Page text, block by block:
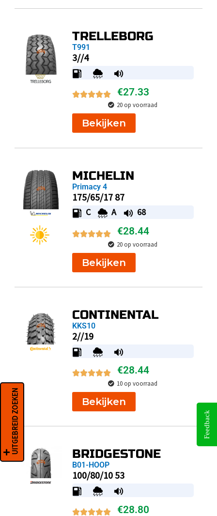
TRELLEBORG
T991
3//4
€27.33
20 op voorraad
Bekijken
MICHELIN
Primacy 4
175/65/17 87
C A 68
€28.44
20 op voorraad
Bekijken
CONTINENTAL
KKS10
2//19
€28.44
10 op voorraad
Bekijken
BRIDGESTONE
B01-HOOP
100/80/10 53
€28.80
UITGEBREID ZOEKEN Feedback